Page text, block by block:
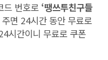
드 번호로 ‘땡쓰투친구들
면 24시간 동안 무료로
시간이니 무료로 쿠폰